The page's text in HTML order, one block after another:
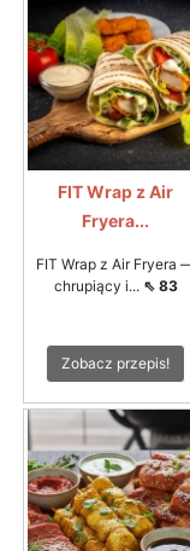
FIT Wrap z Air
Fryera...
FIT Wrap z Air Fryera
chrupiący i... ⇖ 83
Zobacz przepis!